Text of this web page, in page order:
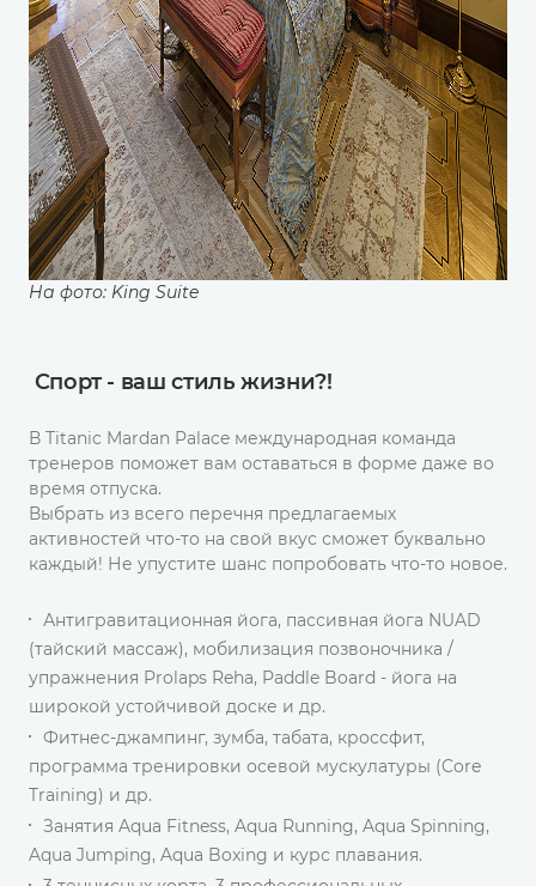
На фото: King Suite
Спорт - ваш стиль жизни?!
В Titanic Mardan Palace международная команда
тренеров поможет вам оставаться в форме даже во
время отпуска.
Выбрать из всего перечня предлагаемых
активностей что-то на свой вкус сможет буквально
каждый! Не упустите шанс попробовать что-то новое.
Антигравитационная йога, пассивная йога NUAD
(тайский массаж), мобилизация позвоночника /
упражнения Prolaps Reha, Paddle Board - йога на
широкой устойчивой доске и др.
Фитнес-джампинг, зумба, табата, кроссфит,
программа тренировки осевой мускулатуры (Core
Training) и др.
Занятия Aqua Fitness, Aqua Running, Aqua Spinning,
Aqua Jumping, Aqua Boxing и курс плавания.